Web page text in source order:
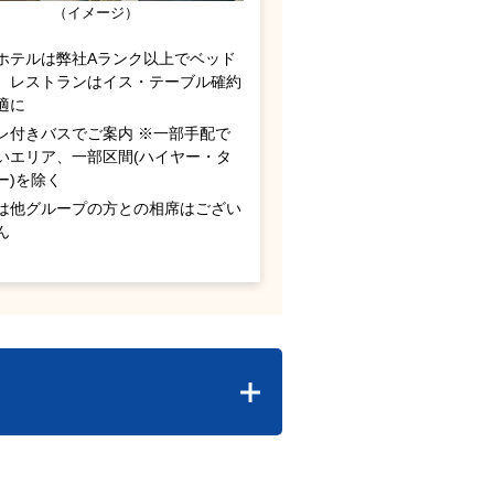
（イメージ）
テルは弊社Aランク以上でベッド
レストランはイス・テーブル確約
に
付きバスでご案内 ※一部手配で
エリア、一部区間(ハイヤー・タ
)を除く
他グループの方との相席はござい